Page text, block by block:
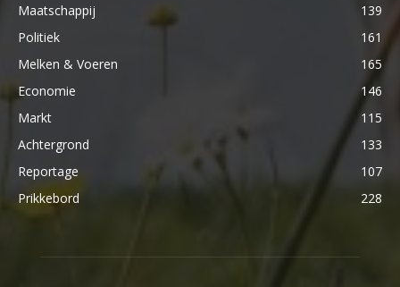
Maatschappij
139
Politiek
161
Melken & Voeren
165
Economie
146
Markt
115
Achtergrond
133
Reportage
107
Prikkebord
228